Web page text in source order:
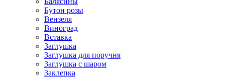
Бутон розы
Вензеля
Виноград
Вставка
Заглушка
Заглушка для поручня
Заглушка с шаром
Заклепка